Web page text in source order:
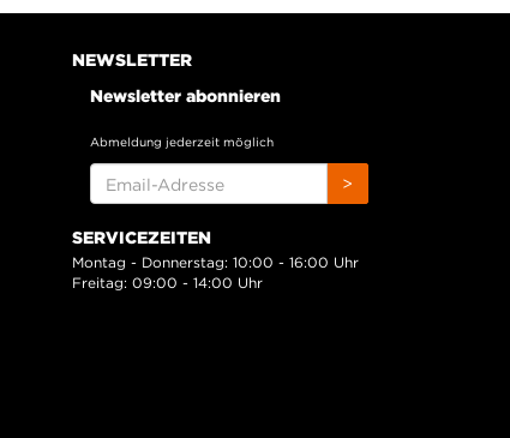
NEWSLETTER
Newsletter abonnieren
Abmeldung jederzeit möglich
ADRESSE
>
SERVICEZEITEN
Montag - Donnerstag: 10:00 - 16:00 Uhr
Freitag: 09:00 - 14:00 Uhr